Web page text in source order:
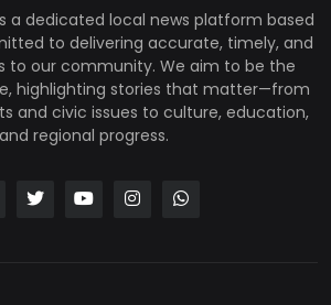
a dedicated local news platform based
to delivering accurate, timely, and
to our community. We aim to be the
highlighting stories that matter—from
and civic issues to culture, education,
and regional progress.